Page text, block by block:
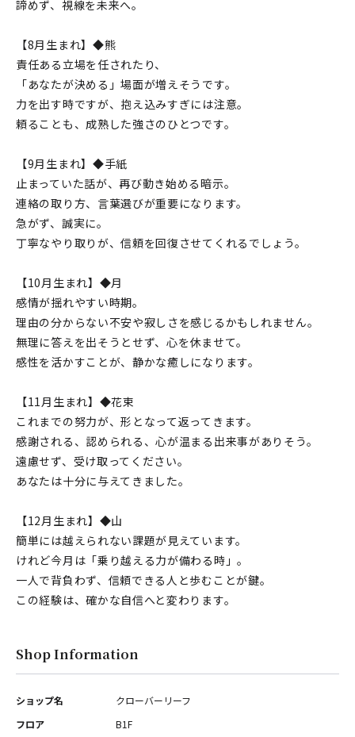
諦めず、視線を未来へ。
【8月生まれ】◆熊
責任ある立場を任されたり、
「あなたが決める」場面が増えそうです。
力を出す時ですが、抱え込みすぎには注意。
頼ることも、成熟した強さのひとつです。
【9月生まれ】◆手紙
止まっていた話が、再び動き始める暗示。
連絡の取り方、言葉選びが重要になります。
急がず、誠実に。
丁寧なやり取りが、信頼を回復させてくれるでしょう。
【10月生まれ】◆月
感情が揺れやすい時期。
理由の分からない不安や寂しさを感じるかもしれません。
無理に答えを出そうとせず、心を休ませて。
感性を活かすことが、静かな癒しになります。
【11月生まれ】◆花束
これまでの努力が、形となって返ってきます。
感謝される、認められる、心が温まる出来事がありそう。
遠慮せず、受け取ってください。
あなたは十分に与えてきました。
【12月生まれ】◆山
簡単には越えられない課題が見えています。
けれど今月は「乗り越える力が備わる時」。
一人で背負わず、信頼できる人と歩むことが鍵。
この経験は、確かな自信へと変わります。
Shop Information
ショップ名
クローバーリーフ
フロア
B1F